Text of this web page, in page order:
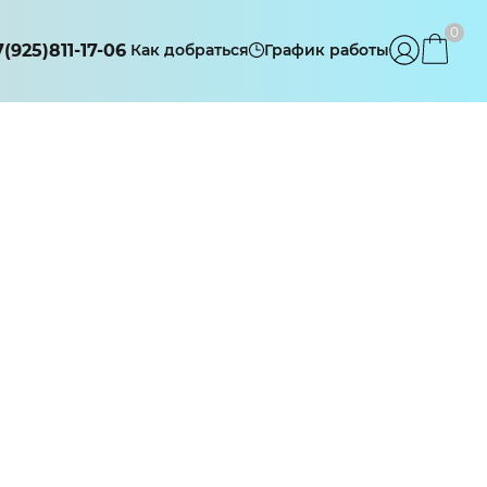
17-06 Как добраться График работы
0